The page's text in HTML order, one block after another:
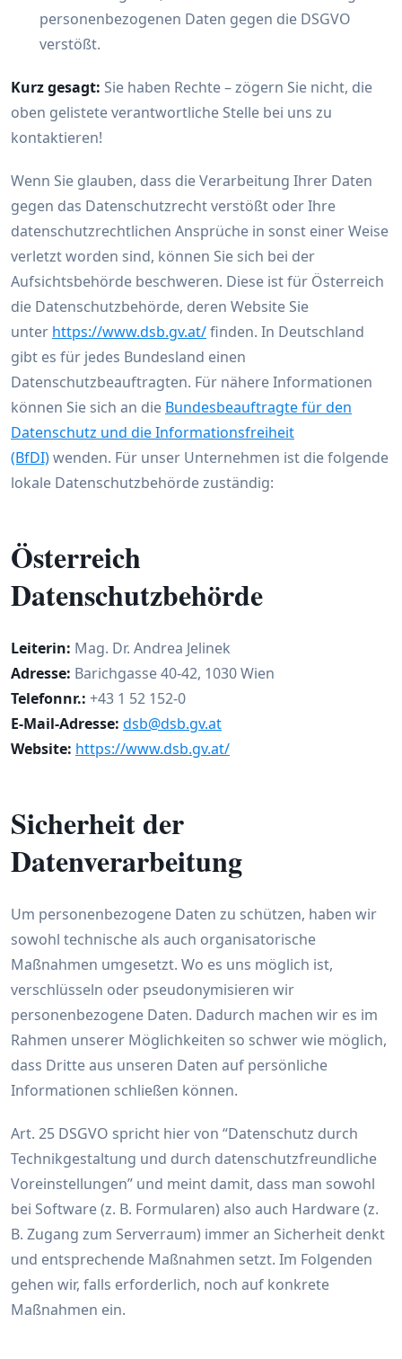
personenbezogenen Daten gegen die DSGVO
verstößt.
Kurz gesagt: Sie haben Rechte – zögern Sie nicht, die
oben gelistete verantwortliche Stelle bei uns zu
kontaktieren!
Wenn Sie glauben, dass die Verarbeitung Ihrer Daten
gegen das Datenschutzrecht verstößt oder Ihre
datenschutzrechtlichen Ansprüche in sonst einer Weise
verletzt worden sind, können Sie sich bei der
Aufsichtsbehörde beschweren. Diese ist für Österreich
die Datenschutzbehörde, deren Website Sie
unter https://www.dsb.gv.at/finden. In Deutschland
gibt es für jedes Bundesland einen
Datenschutzbeauftragten. Für nähere Informationen
können Sie sich an die Bundesbeauftragte für den
Datenschutz und die Informationsfreiheit
(BfDI)wenden. Für unser Unternehmen ist die folgende
lokale Datenschutzbehörde zuständig:
Österreich
Datenschutzbehörde
Leiterin: Mag. Dr. Andrea Jelinek
Adresse: Barichgasse 40-42, 1030 Wien
Telefonnr.: +43 1 52 152-0
E-Mail-Adresse: dsb@dsb.gv.at
Website: https://www.dsb.gv.at/
Sicherheit der
Datenverarbeitung
Um personenbezogene Daten zu schützen, haben wir
sowohl technische als auch organisatorische
Maßnahmen umgesetzt. Wo es uns möglich ist,
verschlüsseln oder pseudonymisieren wir
personenbezogene Daten. Dadurch machen wir es im
Rahmen unserer Möglichkeiten so schwer wie möglich,
dass Dritte aus unseren Daten auf persönliche
Informationen schließen können.
Art. 25 DSGVO spricht hier von “Datenschutz durch
Technikgestaltung und durch datenschutzfreundliche
Voreinstellungen” und meint damit, dass man sowohl
bei Software (z. B. Formularen) also auch Hardware (z.
B. Zugang zum Serverraum) immer an Sicherheit denkt
und entsprechende Maßnahmen setzt. Im Folgenden
gehen wir, falls erforderlich, noch auf konkrete
Maßnahmen ein.